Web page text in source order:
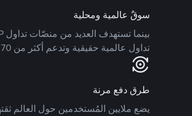
سوقٌ عالمية ومحلية
تداول عالمية حقيقية وتدعم أكثر من 70 عملة محلية.
طرق دفع مرنة